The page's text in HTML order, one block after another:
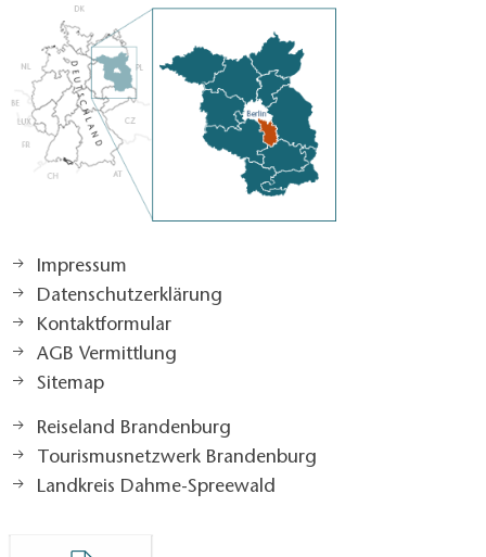
Impressum
Datenschutzerklärung
Kontaktformular
AGB Vermittlung
Sitemap
Reiseland Brandenburg
Tourismusnetzwerk Brandenburg
Landkreis Dahme-Spreewald